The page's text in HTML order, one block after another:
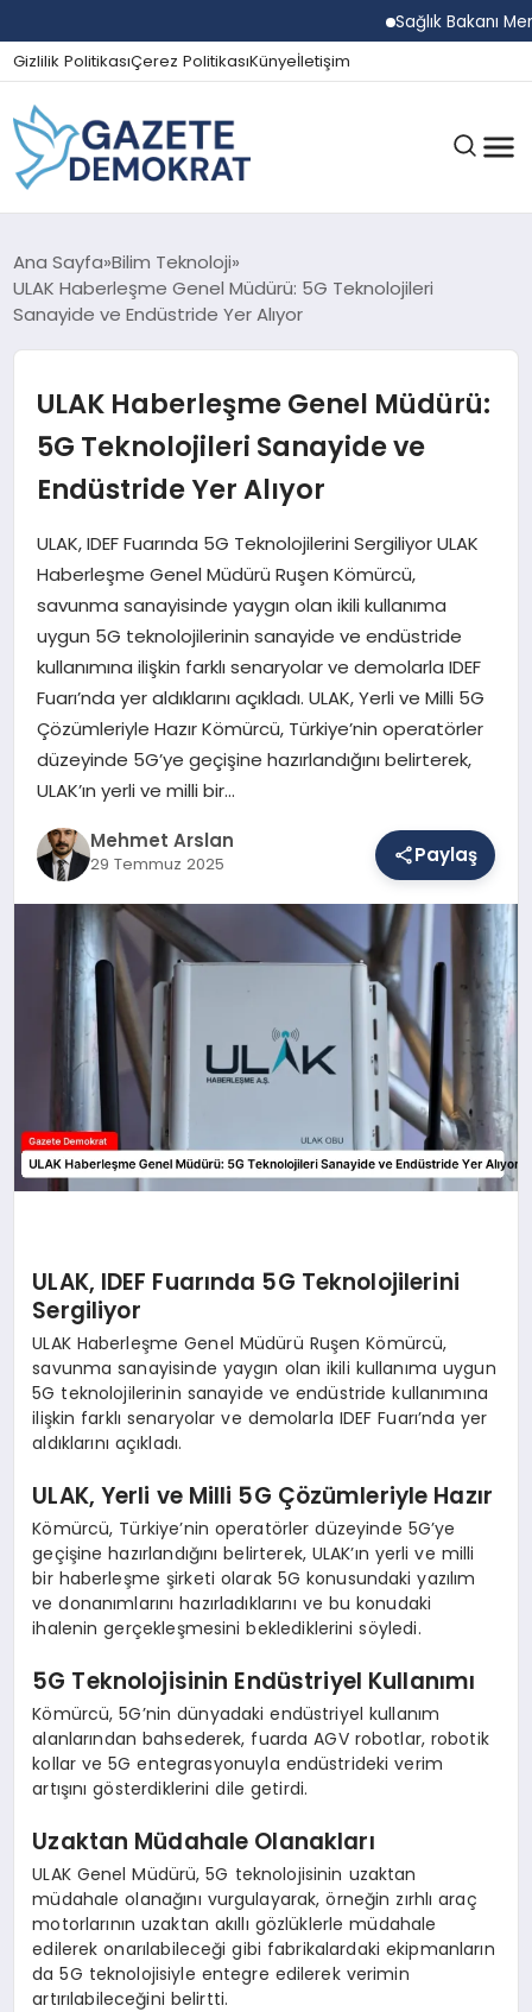
Sağlık Bakanı
Gizlilik PolitikasıÇerez PolitikasıKünyeİletişim
GÜNDEM
EKONOMI
SPOR
SAĞLIK
EĞITIM
DÜNYA
YAŞAM
Ana Sayfa Bilim Teknoloji
ULAK Haberleşme Genel Müdürü: 5G Teknolojileri
Sanayide ve Endüstride Yer Alıyor
ULAK Haberleşme Genel Müdürü:
5G Teknolojileri Sanayide ve
Endüstride Yer Alıyor
ULAK, IDEF Fuarında 5G Teknolojilerini Sergiliyor ULAK
Haberleşme Genel Müdürü Ruşen Kömürcü,
savunma sanayisinde yaygın olan ikili kullanıma
uygun 5G teknolojilerinin sanayide ve endüstride
kullanımına ilişkin farklı senaryolar ve demolarla IDEF
Fuarı’nda yer aldıklarını açıkladı. ULAK, Yerli ve Milli 5G
Çözümleriyle Hazır Kömürcü, Türkiye’nin operatörler
düzeyinde 5G’ye geçişine hazırlandığını belirterek,
ULAK’ın yerli ve milli bir…
Mehmet Arslan
29 Temmuz 2025 Paylaş
ULAK, IDEF Fuarında 5G Teknolojilerini
Sergiliyor
ULAK Haberleşme Genel Müdürü Ruşen Kömürcü,
savunma sanayisinde yaygın olan ikili kullanıma uygun
5G teknolojilerinin sanayide ve endüstride kullanımına
ilişkin farklı senaryolar ve demolarla IDEF Fuarı’nda yer
aldıklarını açıkladı.
ULAK, Yerli ve Milli 5G Çözümleriyle Hazır
Kömürcü, Türkiye’nin operatörler düzeyinde 5G’ye
geçişine hazırlandığını belirterek, ULAK’ın yerli ve milli
bir haberleşme şirketi olarak 5G konusundaki yazılım
ve donanımlarını hazırladıklarını ve bu konudaki
ihalenin gerçekleşmesini beklediklerini söyledi.
5G Teknolojisinin Endüstriyel Kullanımı
Kömürcü, 5G’nin dünyadaki endüstriyel kullanım
alanlarından bahsederek, fuarda AGV robotlar, robotik
kollar ve 5G entegrasyonuyla endüstrideki verim
artışını gösterdiklerini dile getirdi.
Uzaktan Müdahale Olanakları
ULAK Genel Müdürü, 5G teknolojisinin uzaktan
müdahale olanağını vurgulayarak, örneğin zırhlı araç
motorlarının uzaktan akıllı gözlüklerle müdahale
edilerek onarılabileceği gibi fabrikalardaki ekipmanların
da 5G teknolojisiyle entegre edilerek verimin
artırılabileceğini belirtti.